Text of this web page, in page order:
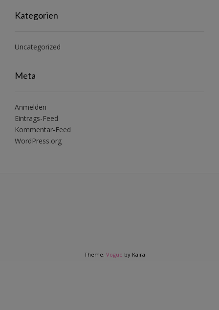
Kategorien
Uncategorized
Meta
Anmelden
Eintrags-Feed
Kommentar-Feed
WordPress.org
Theme: Vogue by Kaira